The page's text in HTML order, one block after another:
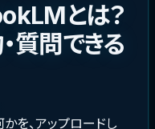
とは？
質問できる
かを、アップロードし